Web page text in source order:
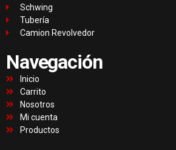
Schwing
Tubería
Camion Revolvedor
Navegación
Inicio
Carrito
Nosotros
Mi cuenta
Productos